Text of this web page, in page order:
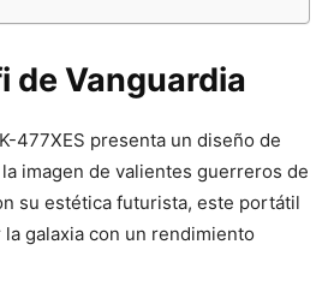
de Vanguardia
477XES presenta un diseño de
imagen de valientes guerreros de
su estética futurista, este portátil
galaxia con un rendimiento